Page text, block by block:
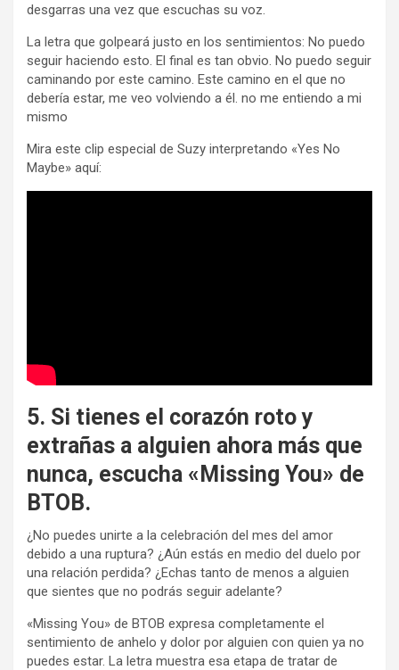
desgarras una vez que escuchas su voz.
La letra que golpeará justo en los sentimientos: No puedo
seguir haciendo esto. El final es tan obvio. No puedo seguir
caminando por este camino. Este camino en el que no
debería estar, me veo volviendo a él. no me entiendo a mi
mismo
Mira este clip especial de Suzy interpretando «Yes No
Maybe» aquí:
5. Si tienes el corazón roto y
extrañas a alguien ahora más que
nunca, escucha «Missing You» de
BTOB.
¿No puedes unirte a la celebración del mes del amor
debido a una ruptura? ¿Aún estás en medio del duelo por
una relación perdida? ¿Echas tanto de menos a alguien
que sientes que no podrás seguir adelante?
«Missing You» de BTOB expresa completamente el
sentimiento de anhelo y dolor por alguien con quien ya no
puedes estar. La letra muestra esa etapa de tratar de